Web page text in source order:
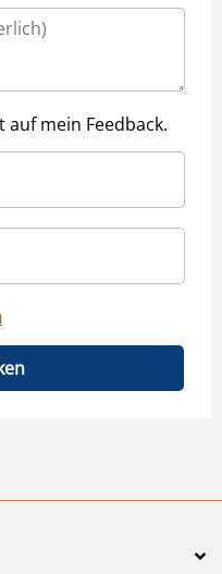
mein Feedback.